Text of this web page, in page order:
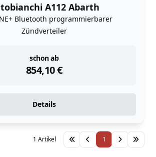
A112 Abarth
Bluetooth programmierbarer
Zündverteiler
schon ab
854,10€
instock
Details
1
1 Artikel